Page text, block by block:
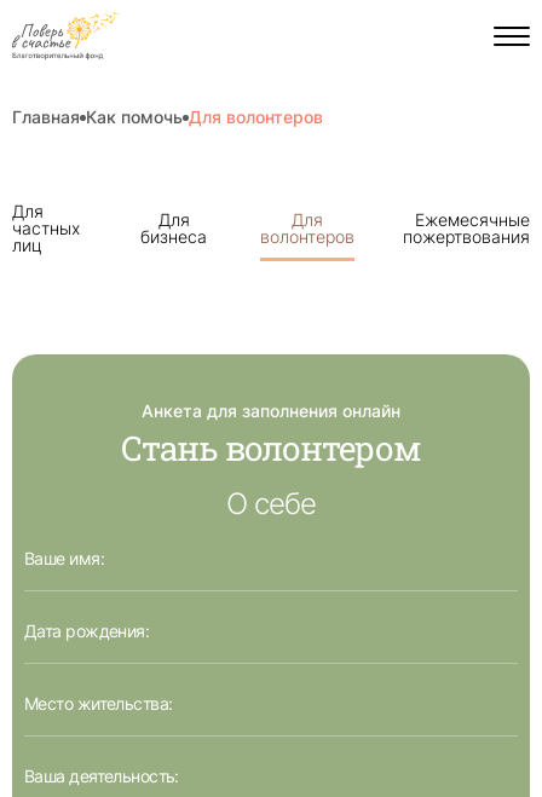
Главная Как помочь Для волонтеров
Пагинация
на
странице
Для
частных
лиц
Для
бизнеса
Для
волонтеров
Ежемесячные
пожертвования
Анкета для заполнения онлайн
Стань волонтером
О себе